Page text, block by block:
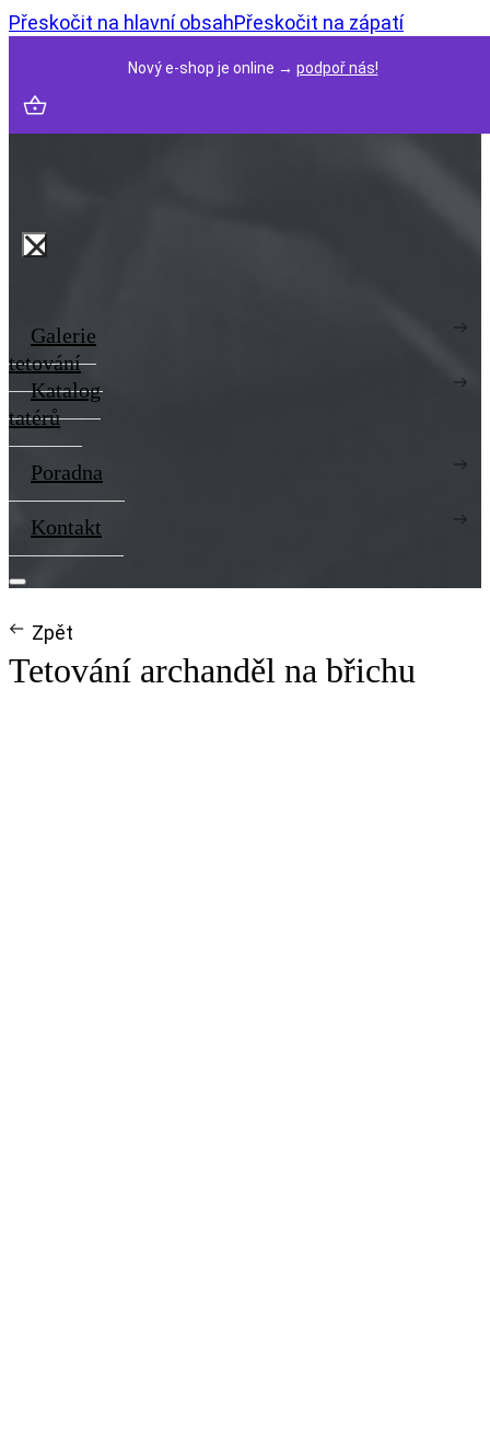
Přeskočit na hlavní obsahPřeskočit na zápatí
Nový e-shop je online → podpoř nás!
Galerie
tetování
Katalog
tatérů
Poradna
Kontakt
Zpět
Tetování archanděl na břichu